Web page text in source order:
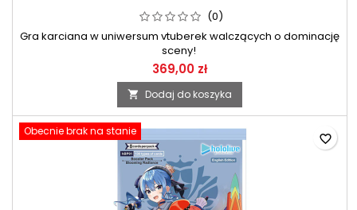
(0)
Gra karciana w uniwersum vtuberek walczących o dominację
sceny!
369,00 zł
 Dodaj do koszyka
Obecnie brak na stanie
favorite_border